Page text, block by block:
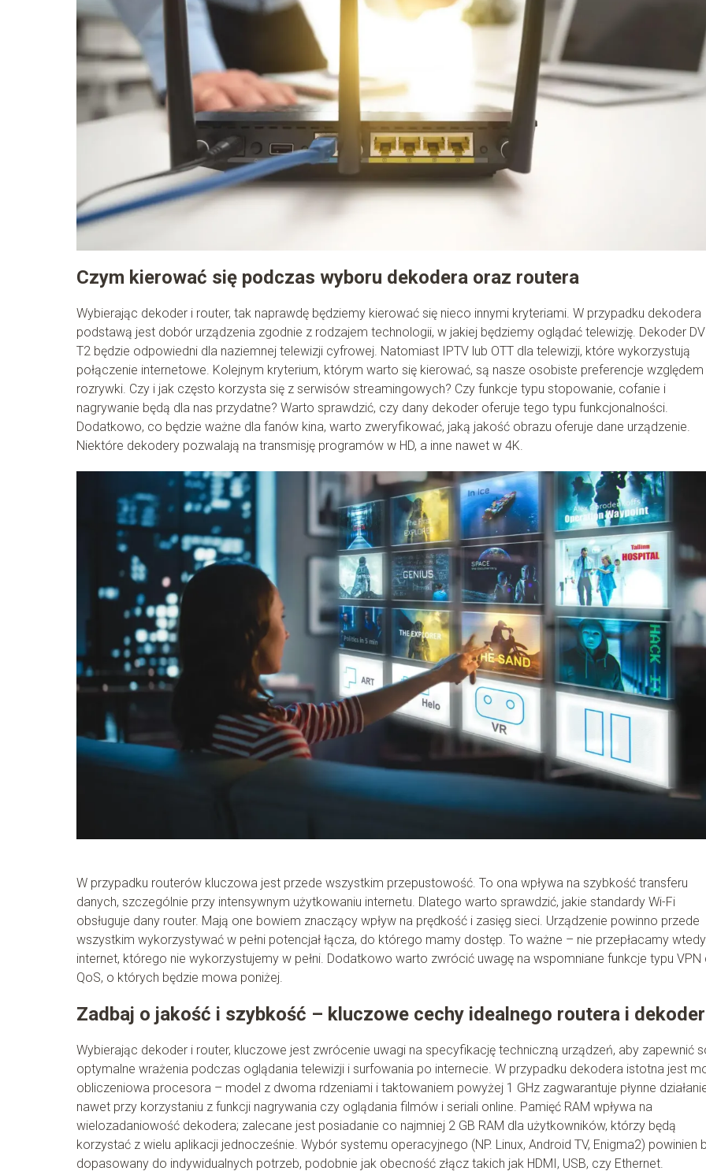
Czym kierować się podczas wyboru dekodera oraz routera
Wybierając dekoder i router, tak naprawdę będziemy kierować się nieco innymi kryteriami. W przypadku dekodera
podstawą jest dobór urządzenia zgodnie z rodzajem technologii, w jakiej będziemy oglądać telewizję. Dekoder
T2 będzie odpowiedni dla naziemnej telewizji cyfrowej. Natomiast IPTV lub OTT dla telewizji, które wykorzystują
połączenie internetowe. Kolejnym kryterium, którym warto się kierować, są nasze osobiste preferencje względem
rozrywki. Czy i jak często korzysta się z serwisów streamingowych? Czy funkcje typu stopowanie, cofanie i
nagrywanie będą dla nas przydatne? Warto sprawdzić, czy dany dekoder oferuje tego typu funkcjonalności.
Dodatkowo, co będzie ważne dla fanów kina, warto zweryfikować, jaką jakość obrazu oferuje dane urządzenie.
Niektóre dekodery pozwalają na transmisję programów w HD, a inne nawet w 4K.
W przypadku routerów kluczowa jest przede wszystkim przepustowość. To ona wpływa na szybkość transferu
danych, szczególnie przy intensywnym użytkowaniu internetu. Dlatego warto sprawdzić, jakie standardy Wi-Fi
obsługuje dany router. Mają one bowiem znaczący wpływ na prędkość i zasięg sieci. Urządzenie powinno przede
wszystkim wykorzystywać w pełni potencjał łącza, do którego mamy dostęp. To ważne – nie przepłacamy
internet, którego nie wykorzystujemy w pełni. Dodatkowo warto zwrócić uwagę na wspomniane funkcje typu VPN
QoS, o których będzie mowa poniżej.
Zadbaj o jakość i szybkość – kluczowe cechy idealnego routera i
Wybierając dekoder i router, kluczowe jest zwrócenie uwagi na specyfikację techniczną urządzeń, aby zapewnić
optymalne wrażenia podczas oglądania telewizji i surfowania po internecie. W przypadku dekodera istotna jest
obliczeniowa procesora – model z dwoma rdzeniami i taktowaniem powyżej 1 GHz zagwarantuje płynne
nawet przy korzystaniu z funkcji nagrywania czy oglądania filmów i seriali online. Pamięć RAM wpływa na
wielozadaniowość dekodera; zalecane jest posiadanie co najmniej 2 GB RAM dla użytkowników, którzy będą
korzystać z wielu aplikacji jednocześnie. Wybór systemu operacyjnego (NP. Linux, Android TV, Enigma2) powinien
dopasowany do indywidualnych potrzeb, podobnie jak obecność złącz takich jak HDMI, USB, czy Ethernet.